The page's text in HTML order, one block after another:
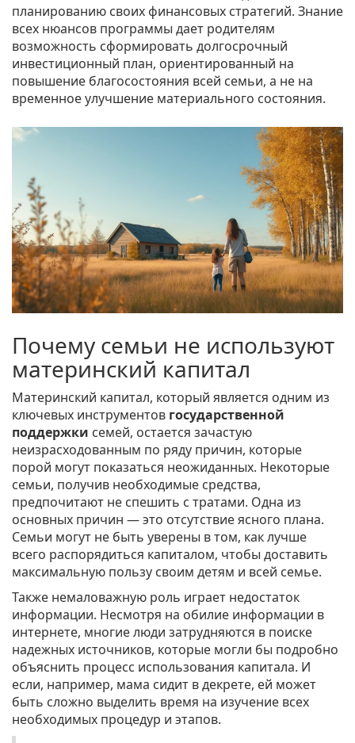
планированию своих финансовых стратегий. Знание
всех нюансов программы дает родителям
возможность сформировать долгосрочный
инвестиционный план, ориентированный на
повышение благосостояния всей семьи, а не на
временное улучшение материального состояния.
Почему семьи не используют
материнский капитал
Материнский капитал, который является одним из
ключевых инструментов государственной
поддержки семей, остается зачастую
неизрасходованным по ряду причин, которые
порой могут показаться неожиданных. Некоторые
семьи, получив необходимые средства,
предпочитают не спешить с тратами. Одна из
основных причин — это отсутствие ясного плана.
Семьи могут не быть уверены в том, как лучше
всего распорядиться капиталом, чтобы доставить
максимальную пользу своим детям и всей семье.
Также немаловажную роль играет недостаток
информации. Несмотря на обилие информации в
интернете, многие люди затрудняются в поиске
надежных источников, которые могли бы подробно
объяснить процесс использования капитала. И
если, например, мама сидит в декрете, ей может
быть сложно выделить время на изучение всех
необходимых процедур и этапов.